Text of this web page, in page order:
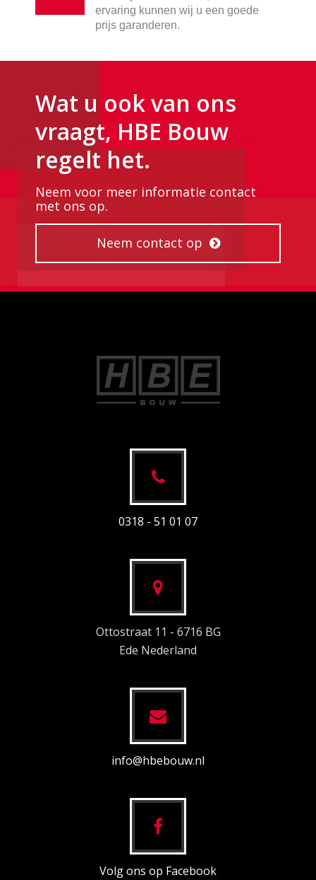
ervaring kunnen wij u een goede
prijs garanderen.
Wat u ook van ons
vraagt, HBE Bouw
regelt het.
Neem voor meer informatie contact
met ons op.
Neem contact op
0318 - 51 01 07
Ottostraat 11 - 6716 BG
Ede Nederland
info@hbebouw.nl
Volg ons op Facebook